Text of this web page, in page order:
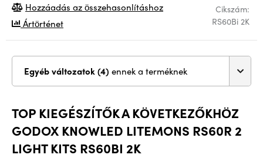
Cikszám:
RS60Bi 2K
Hozzáadás az összehasonlításhoz
Ártörténet
Egyéb változatok (4) ennek a terméknek
TOP KIEGÉSZÍTŐK A KÖVETKEZŐKHÖZ
GODOX KNOWLED LITEMONS RS60R 2
LIGHT KITS RS60BI 2K